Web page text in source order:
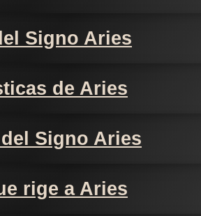
Signo Aries
de Aries
Signo Aries
rige a Aries